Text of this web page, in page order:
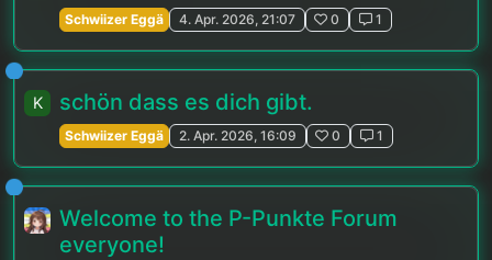
Schwiizer Eggä 4. Apr. 2026, 21:07 0 1
K schön dass es dich gibt.
Schwiizer Eggä 2. Apr. 2026, 16:09 0 1
Welcome to the P-Punkte Forum
everyone!